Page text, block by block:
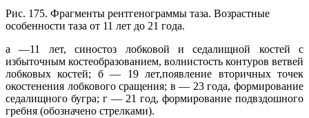
Рис. 175. Фрагменты рентгенограммы таза. Возрастные
особенности таза от 11 лет до 21 года.
а —11 лет, синостоз лобковой и седалищной костей с
избыточным костеобразованием, волнистость контуров ветвей
лобковых костей; б — 19 лет,появление вторичных точек
окостенения лобкового сращения; в — 23 года, формирование
седалищного бугра; г — 21 год, формирование подвздошного
гребня (обозначено стрелками).